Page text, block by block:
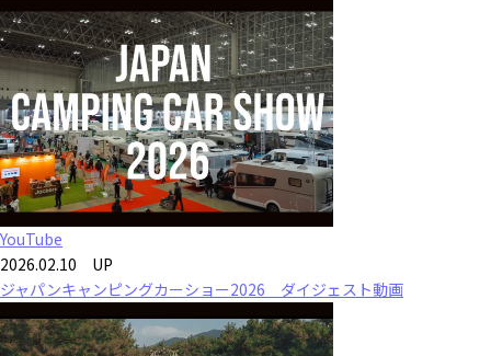
YouTube
2026.02.10 UP
ジャパンキャンピングカーショー2026 ダイジェスト動画